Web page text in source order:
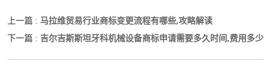
上一篇 : 马拉维贸易行业商标变更流程有哪些,攻略解读
下一篇 : 吉尔吉斯斯坦牙科机械设备商标申请需要多久时间,费用多少